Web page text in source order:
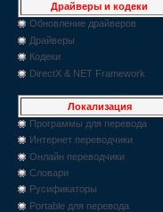
Драйверы и кодеки
Обновление драйверов
Драйверы
Кодеки
DirectX & NET Framework
Локализация
Программы для перевода
Интернет переводчики
Онлайн переводчики
Словари
Русификаторы
Portable для перевода